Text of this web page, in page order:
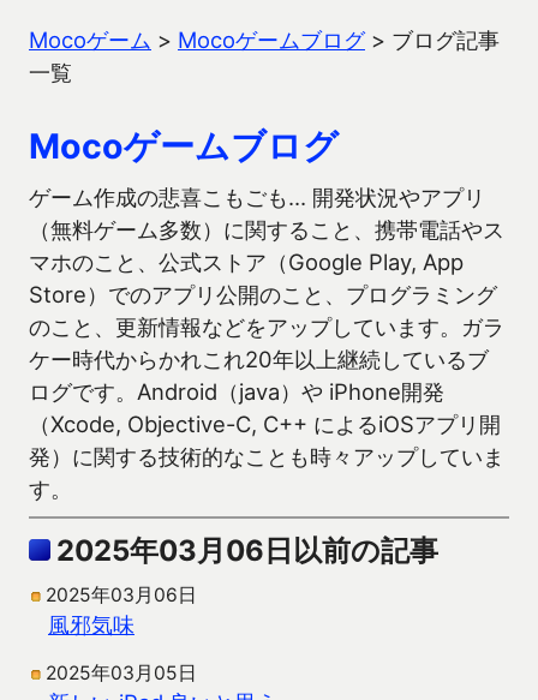
Mocoゲーム > Mocoゲームブログ> ブログ記事
一覧
Mocoゲームブログ
ゲーム作成の悲喜こもごも… 開発状況やアプリ
（無料ゲーム多数）に関すること、携帯電話やス
マホのこと、公式ストア（Google Play, App
Store）でのアプリ公開のこと、プログラミング
のこと、更新情報などをアップしています。ガラ
ケー時代からかれこれ20年以上継続しているブ
ログです。Android（java）や iPhone開発
（Xcode, Objective-C, C++ によるiOSアプリ開
発）に関する技術的なことも時々アップしていま
す。
2025年03月06日以前の記事
2025年03月06日
風邪気味
2025年03月05日